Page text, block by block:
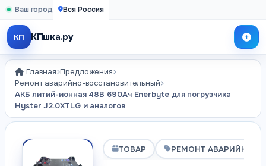
Ваш город Вся Россия
КП КПшка.ру
Главная Предложения
Ремонт аварийно-восстановительный
АКБ литий-ионная 48В 690Ач Enerbyte для погрузчика
Hyster J2.0XTLG и аналогов
ТОВАР РЕМОНТ АВАРИЙНО-